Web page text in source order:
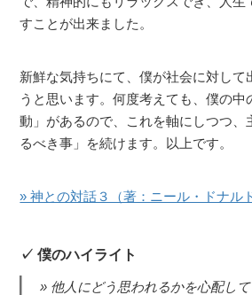
すことが出来ました。
新鮮な気持ちにて、僕が社会に対して
うと思います。何度考えても、僕の中
動」があるので、これを軸にしつつ、
るべき事」を続けます。以上です。
» 神との対話３（著：ニール・ドナル
僕のハイライト
他人にどう思われるかを心配し